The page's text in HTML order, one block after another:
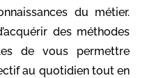
du métier.
des méthodes
de vous permettre
au quotidien tout en